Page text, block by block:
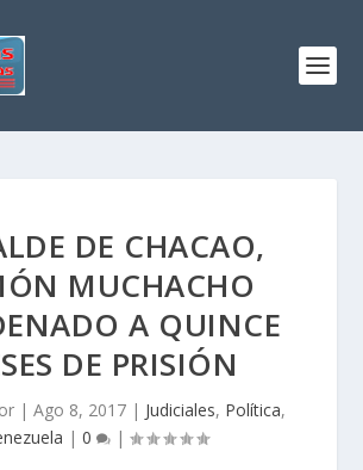
DE CHACAO,
MUCHACHO
A QUINCE
DE PRISIÓN
| Ago 8, 2017| Judiciales, Política,
| 0 |